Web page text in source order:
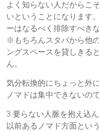
よく知らない人だからこ
いということになります
ーはなるべく排除すべき
※もちろんスタバから他
ングスペースを貸しきる
ん。
気分転換的にちょっと外
ノマドは集中できないので
3.要らない人脈を抱え込
以前あるノマド方面とい